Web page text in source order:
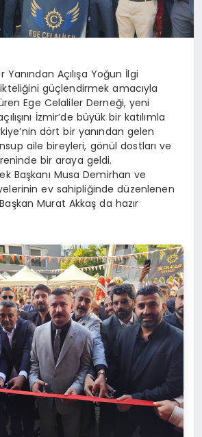
Yanından Açılışa Yoğun İlgi
güçlendirmek amacıyla
Ege Celaliler Derneği, yeni
İzmir’de büyük bir katılımla
dört bir yanından gelen
aile bireyleri, gönül dostları ve
bir araya geldi.
Başkanı Musa Demirhan ve
ev sahipliğinde düzenlenen
Murat Akkaş da hazır